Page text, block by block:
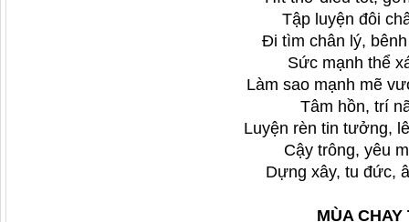
Tập luyện đôi
Đi tìm chân lý,
Sức mạnh thể
Làm sao mạnh mẽ
Tâm hồn, trí
Luyện rèn tin tưởng,
Cậy trông, yêu
Dựng xây, tu đức,
MÙA CHAY